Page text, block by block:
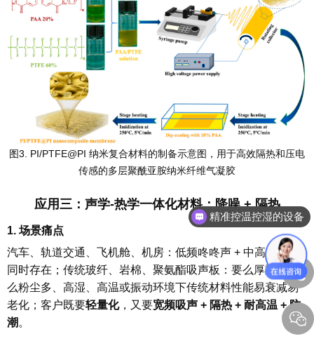
图3. PI/PTFE@PI 纳米复合材料的制备示意图，用于高效隔热和压电
传感的多层聚酰亚胺纳米纤维气凝胶
应用 三：声学-热学一体化材料：降噪 + 隔热
1. 场景痛点
汽车、轨道交通、飞机舱、机房：低频咚咚声 + 中高频噪声
同时存在；传统玻纤、岩棉、聚氨酯吸声板：要么厚重，要
么粉尘多、高湿、高温或振动环境下传统材料性能易衰减易
老化；客户既要轻量化，又要宽频吸声 + 隔热 + 耐高温 + 防
潮 。
静电纺丝机E05价格